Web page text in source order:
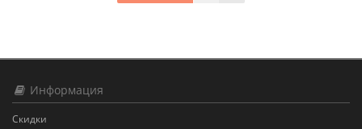
Информация
Скидки